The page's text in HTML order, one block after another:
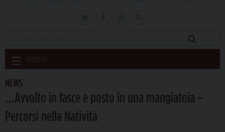
Skip
to
content
Home
NEWS
…Avvolto in fasce e posto in una mangiatoia –
Percorsi nella Natività